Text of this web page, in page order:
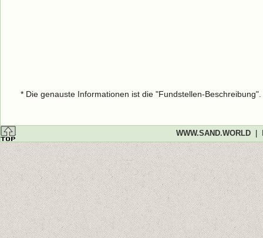
* Die genauste Informationen ist die "Fundstellen-
WWW.SAND.WORLD|